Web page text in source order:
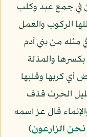
في جمع عبد وكلب
الركوب والعمل
مثله من بني آدم
والمذلة
أي كربها وقلبها
الحرث قذف
قال عز اسمه
نحن الزارعون﴾